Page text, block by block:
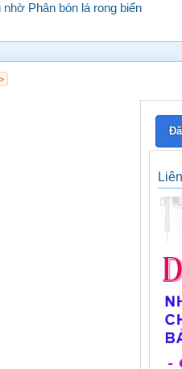
Phân bón lá rong biển